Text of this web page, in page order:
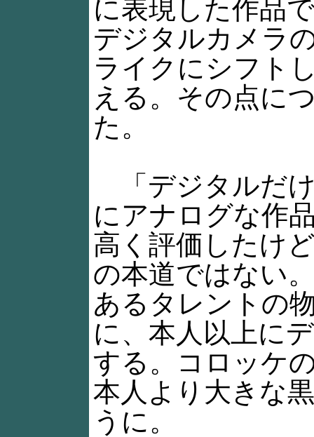
に表現した作品
デジタルカメラ
ライクにシフト
える。その点に
た。
「デジタルだ
にアナログな作
高く評価したけ
の本道ではない
あるタレントの
に、本人以上に
する。コロッケ
本人より大きな
うに。